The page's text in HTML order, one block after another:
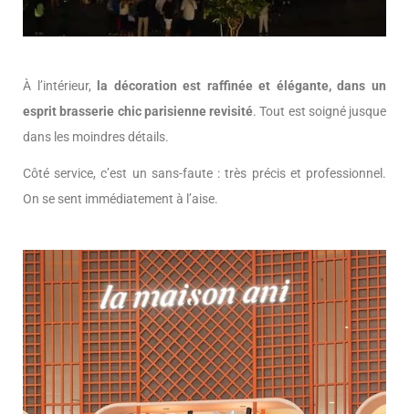
À l’intérieur, la décoration est raffinée et élégante, dans un
esprit brasserie chic parisienne revisité. Tout est soigné jusque
dans les moindres détails.
Côté service, c’est un sans-faute : très précis et professionnel.
On se sent immédiatement à l’aise.